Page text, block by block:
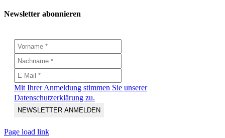
Newsletter abonnieren
Mit Ihrer Anmeldung stimmen Sie unserer
Datenschutzerklärung zu.
Page load link